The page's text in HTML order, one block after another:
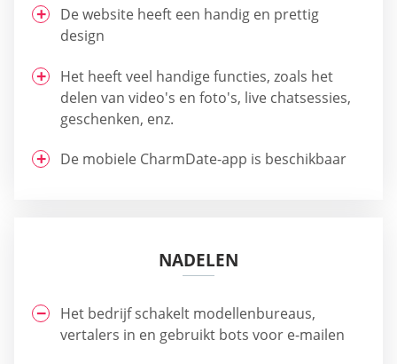
De website heeft een handig en prettig
design
Het heeft veel handige functies, zoals het
delen van video's en foto's, live chatsessies,
geschenken, enz.
De mobiele CharmDate-app is beschikbaar
NADELEN
Het bedrijf schakelt modellenbureaus,
vertalers in en gebruikt bots voor e-mailen